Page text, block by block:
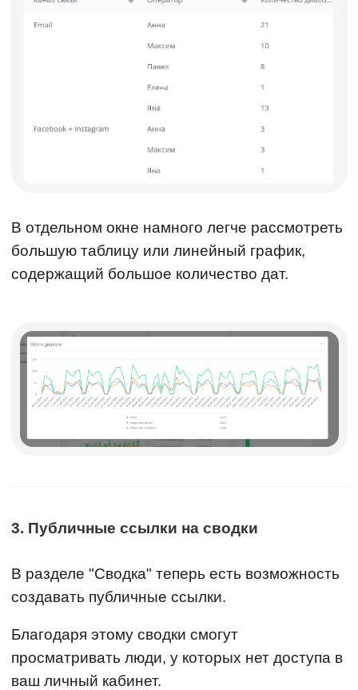
В отдельном окне намного легче рассмотреть
большую таблицу или линейный график,
содержащий большое количество дат.
3. Публичные ссылки на сводки
В разделе "Сводка" теперь есть возможность
создавать публичные ссылки.
Благодаря этому сводки смогут
просматривать люди, у которых нет доступа в
ваш личный кабинет.